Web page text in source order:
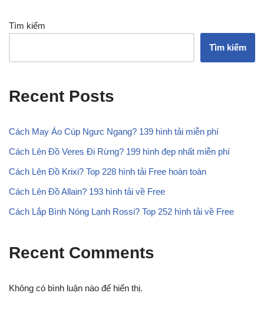
Tìm kiếm
Tìm kiếm
Recent Posts
Cách May Áo Cúp Ngưc Ngang? 139 hình tải miễn phí
Cách Lên Đồ Veres Đi Rừng? 199 hình đẹp nhất miễn phí
Cách Lên Đồ Krixi? Top 228 hình tải Free hoàn toàn
Cách Lên Đồ Allain? 193 hình tải về Free
Cách Lắp Bình Nóng Lạnh Rossi? Top 252 hình tải về Free
Recent Comments
Không có bình luận nào để hiển thị.